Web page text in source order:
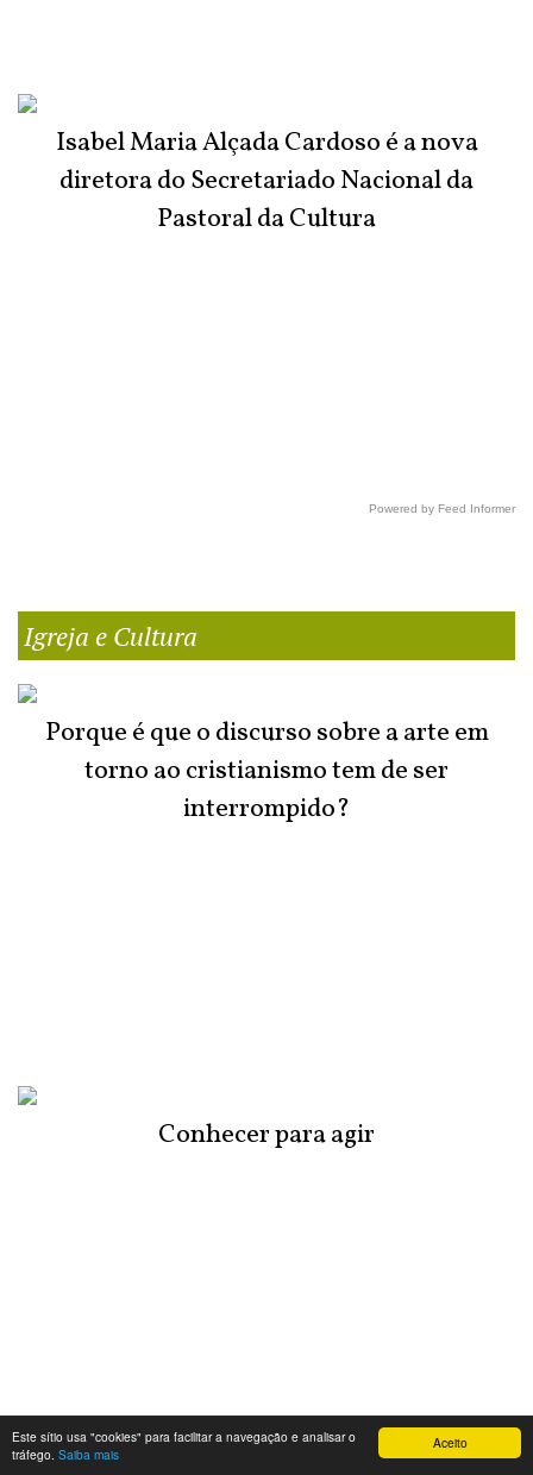
Aceito
Este sítio usa "cookies" para facilitar a navegação e analisar o
tráfego. Saiba mais
Isabel Maria Alçada Cardoso é a nova
diretora do Secretariado Nacional da
Pastoral da Cultura
Powered by Feed Informer
Igreja e Cultura
Porque é que o discurso sobre a arte em
torno ao cristianismo tem de ser
interrompido?
Conhecer para agir